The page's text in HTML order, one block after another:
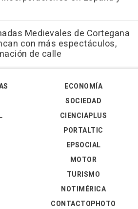
Medievales de Cortegana
con más espectáculos,
de calle
ECONOMÍA
SOCIEDAD
CIENCIAPLUS
PORTALTIC
EPSOCIAL
MOTOR
TURISMO
NOTIMÉRICA
CONTACTOPHOTO